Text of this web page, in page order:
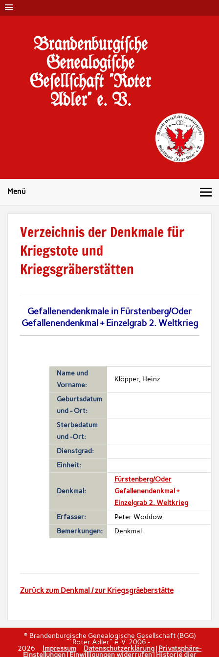
Brandenburgi#che
Genealogi#che
Ge#ell#chaft "Roter
Adler" e. V.
Menü
Verzeichnis der Denkmale für
Kriegstote und
Kriegsgräberstätten
Gefallenendenkmale in Fürstenberg/Oder
Gefallenendenkmal + Einzelgrab 2. Weltkrieg
Name und
Vorname:
Klöpper, Heinz
Geburtsdatum
und - Ort:
Sterbedatum
und -Ort:
Dienstgrad:
Einheit:
Denkmal:
Fürstenberg/Oder
Gefallenendenkmal +
Einzelgrab 2. Weltkrieg
Erfasser:
Peter Woddow
Bemerkungen:
Denkmal
Zurück zum Denkmal / zur Kriegsgräeberstätte
© Brandenburgische Genealogische Gesellschaft (BGG)
"Roter Adler" e. V. 2006 -
2026 Impressum Datenschutzerklärung| Privatsphäre-
Einstellungen| Einwilligungen widerrufen|Historie dier